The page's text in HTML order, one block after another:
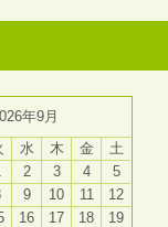
年9月
水 木 金
土
2 3 4
5
9 10 11
12
16 17 18
19